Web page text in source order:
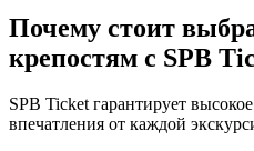
Почему стоит
крепостям с SPB
SPB Ticket гарантирует
впечатления от каждой